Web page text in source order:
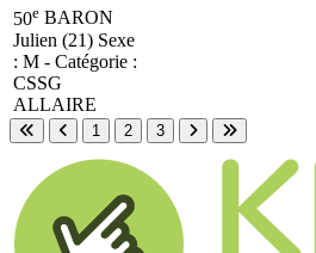
50e BARON
Julien (21) Sexe
: M - Catégorie :
CSSG
ALLAIRE
Première page
Page précédente
1 2
3
Page suivante
Dernière page